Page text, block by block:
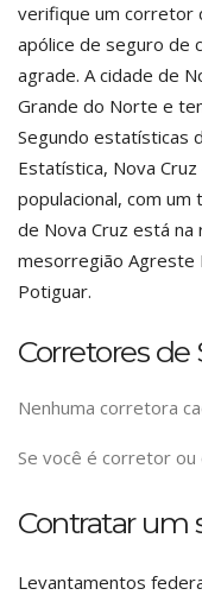
verifique um corretor
apólice de seguro de
agrade. A cidade de
Grande do Norte e
Segundo estatísticas
Estatística, Nova
populacional, com
de Nova Cruz está
mesorregião Agreste
Potiguar.
Corretores
Nenhuma corretora
Se você é corretor
Contratar um
Levantamentos